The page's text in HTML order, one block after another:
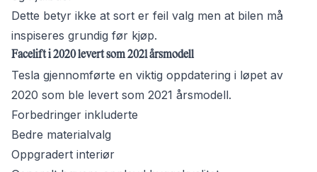
Dette betyr ikke at sort er feil valg men at bilen må
inspiseres grundig før kjøp.
Facelift i 2020 levert som 2021 årsmodell
Tesla gjennomførte en viktig oppdatering i løpet av
2020 som ble levert som 2021 årsmodell.
Forbedringer inkluderte
Bedre materialvalg
Oppgradert interiør